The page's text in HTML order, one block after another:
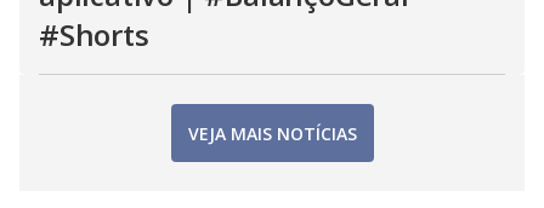
#Shorts
VEJA MAIS NOTÍCIAS